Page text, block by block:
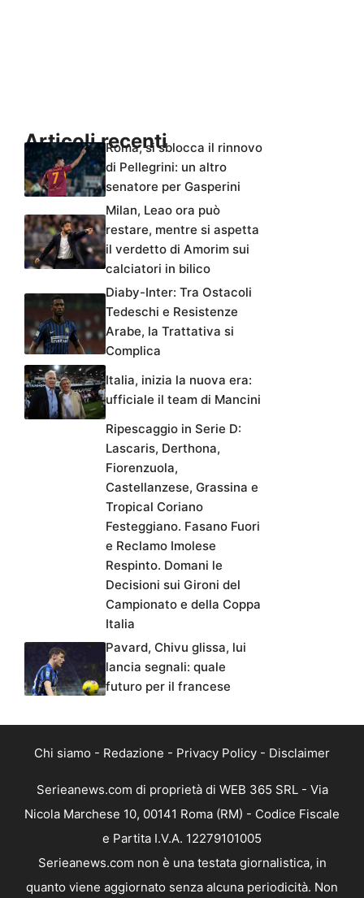
Articoli recentiRoma, si sblocca il rinnovo
di Pellegrini: un altro
senatore per Gasperini
Milan, Leao ora può
restare, mentre si aspetta
il verdetto di Amorim sui
calciatori in bilico
Diaby-Inter: Tra Ostacoli
Tedeschi e Resistenze
Arabe, la Trattativa si
Complica
Italia, inizia la nuova era:
ufficiale il team di Mancini
Ripescaggio in Serie D:
Lascaris, Derthona,
Fiorenzuola,
Castellanzese, Grassina e
Tropical Coriano
Festeggiano. Fasano Fuori
e Reclamo Imolese
Respinto. Domani le
Decisioni sui Gironi del
Campionato e della Coppa
Italia
Pavard, Chivu glissa, lui
lancia segnali: quale
futuro per il francese
Chi siamo - Redazione - Privacy Policy - Disclaimer
Serieanews.com di proprietà di WEB 365 SRL - Via
Nicola Marchese 10, 00141 Roma (RM) - Codice Fiscale
e Partita I.V.A. 12279101005
Serieanews.com non è una testata giornalistica, in
quanto viene aggiornato senza alcuna periodicità. Non